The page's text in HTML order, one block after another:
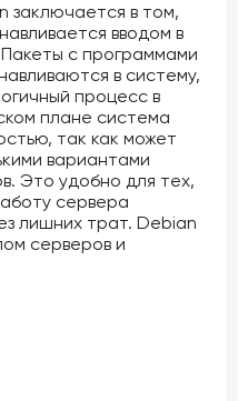
заключается в том,
вводом в
с программами
в систему,
процесс в
плане система
так как может
вариантами
Это удобно для тех,
сервера
лишних трат. Debian
серверов и